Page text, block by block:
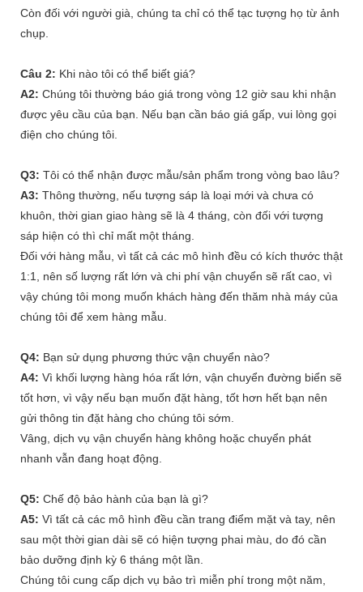
Còn đối với người già, chúng ta chỉ có thể tạc tượng họ từ ảnh
chụp.
Câu 2: Khi nào tôi có thể biết giá?
A2: Chúng tôi thường báo giá trong vòng 12 giờ sau khi nhận
được yêu cầu của bạn. Nếu bạn cần báo giá gấp, vui lòng gọi
điện cho chúng tôi.
Q3: Tôi có thể nhận được mẫu/sản phẩm trong vòng bao lâu?
A3: Thông thường, nếu tượng sáp là loại mới và chưa có
khuôn, thời gian giao hàng sẽ là 4 tháng, còn đối với tượng
sáp hiện có thì chỉ mất một tháng.
Đối với hàng mẫu, vì tất cả các mô hình đều có kích thước thật
1:1, nên số lượng rất lớn và chi phí vận chuyển sẽ rất cao, vì
vậy chúng tôi mong muốn khách hàng đến thăm nhà máy của
chúng tôi để xem hàng mẫu.
Q4: Bạn sử dụng phương thức vận chuyển nào?
A4: Vì khối lượng hàng hóa rất lớn, vận chuyển đường biển sẽ
tốt hơn, vì vậy nếu bạn muốn đặt hàng, tốt hơn hết bạn nên
gửi thông tin đặt hàng cho chúng tôi sớm.
Vâng, dịch vụ vận chuyển hàng không hoặc chuyển phát
nhanh vẫn đang hoạt động.
Q5: Chế độ bảo hành của bạn là gì?
A5: Vì tất cả các mô hình đều cần trang điểm mặt và tay, nên
sau một thời gian dài sẽ có hiện tượng phai màu, do đó cần
bảo dưỡng định kỳ 6 tháng một lần.
Chúng tôi cung cấp dịch vụ bảo trì miễn phí trong một năm,